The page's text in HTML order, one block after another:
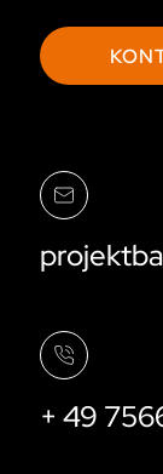
+ 49